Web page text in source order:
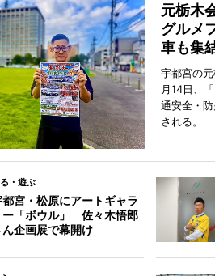
元栃木
グルメ
車も集
宇都宮の
月14日、
通安全・
される。
・遊ぶ
都宮・松原にアートギャラ
ー「ボウル」 佐々木悟郎
ん企画展で幕開け